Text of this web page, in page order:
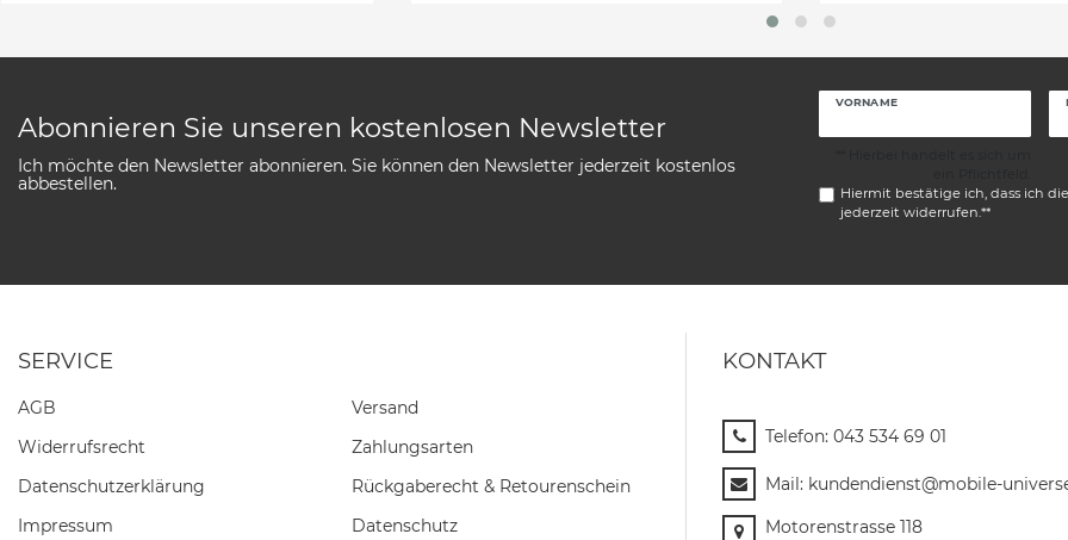
Abonnieren Sie unseren kostenlosen Newsletter
Ich möchte den Newsletter abonnieren. Sie können den Newsletter jederzeit kostenlos
abbestellen.
VORNAME
Hiermit bestätige ich, dass ich die
jederzeit widerrufen.**
SERVICE
AGB
Widerrufs­recht
Daten­schutz­erklärung
Impressum
Versand
Zahlungsarten
Rückgaberecht & Retourenschein
Datenschutz
KONTAKT
Telefon: 043 534 69 01
Mail: kundendienst@mobile-
Motorenstrasse 118